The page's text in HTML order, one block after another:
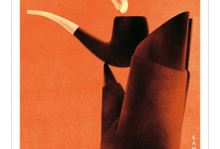
WEITERE VERLAGE
Search: